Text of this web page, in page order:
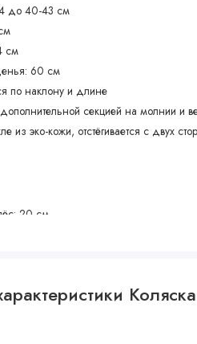
до 40-43 см
см
60 см
по наклону и длине
секцией на молнии и
из эко-кожи, отстёгивается с двух
20 см
фиксируется в любом положении, с
всех колёсах